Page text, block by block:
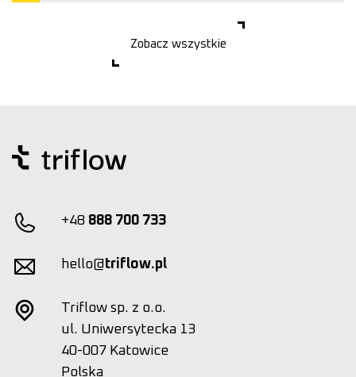
Zobacz wszystkie
+48 888 700 733
hello@triflow.pl
Triflow sp. z o.o.
ul. Uniwersytecka 13
40-007 Katowice
Polska